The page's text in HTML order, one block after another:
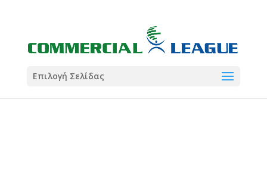
Coral
Σωματείο ΣΟΛ
Coral
5
Επιλογή Σελίδας